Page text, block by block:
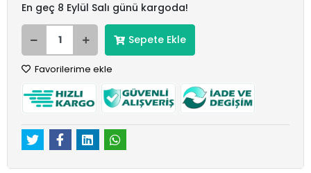
En geç 8 Eylül Salı günü kargoda!
Sepete Ekle
Favorilerime ekle